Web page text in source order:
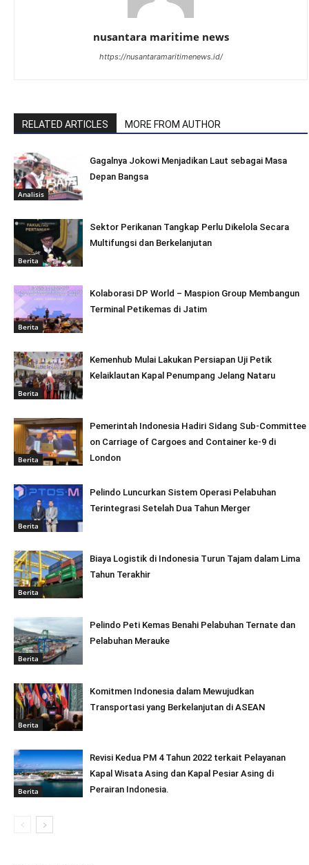
nusantara maritime news
https://nusantaramaritimenews.id/
RELATED ARTICLES MORE FROM AUTHOR
Analisis
Gagalnya Jokowi Menjadikan Laut sebagai Masa
Depan Bangsa
Berita
Sektor Perikanan Tangkap Perlu Dikelola Secara
Multifungsi dan Berkelanjutan
Berita
Kolaborasi DP World – Maspion Group Membangun
Terminal Petikemas di Jatim
Berita
Kemenhub Mulai Lakukan Persiapan Uji Petik
Kelaiklautan Kapal Penumpang Jelang Nataru
Berita
Pemerintah Indonesia Hadiri Sidang Sub-Committee
on Carriage of Cargoes and Container ke-9 di
London
Berita
Pelindo Luncurkan Sistem Operasi Pelabuhan
Terintegrasi Setelah Dua Tahun Merger
Berita
Biaya Logistik di Indonesia Turun Tajam dalam Lima
Tahun Terakhir
Berita
Pelindo Peti Kemas Benahi Pelabuhan Ternate dan
Pelabuhan Merauke
Berita
Komitmen Indonesia dalam Mewujudkan
Transportasi yang Berkelanjutan di ASEAN
Berita
Revisi Kedua PM 4 Tahun 2022 terkait Pelayanan
Kapal Wisata Asing dan Kapal Pesiar Asing di
Perairan Indonesia.